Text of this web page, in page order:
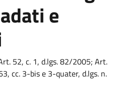
e
52, c. 1, d.lgs. 82/2005; Art.
cc. 3-bis e 3-quater, d.lgs. n.